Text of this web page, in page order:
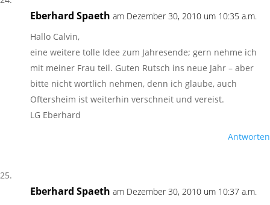
Eberhard Spaeth am Dezember 30, 2010 um 10:35 a.m.
Hallo Calvin,
eine weitere tolle Idee zum Jahresende; gern nehme ich
mit meiner Frau teil. Guten Rutsch ins neue Jahr – aber
bitte nicht wörtlich nehmen, denn ich glaube, auch
Oftersheim ist weiterhin verschneit und vereist.
LG Eberhard
Antworten
Eberhard Spaeth am Dezember 30, 2010 um 10:37 a.m.